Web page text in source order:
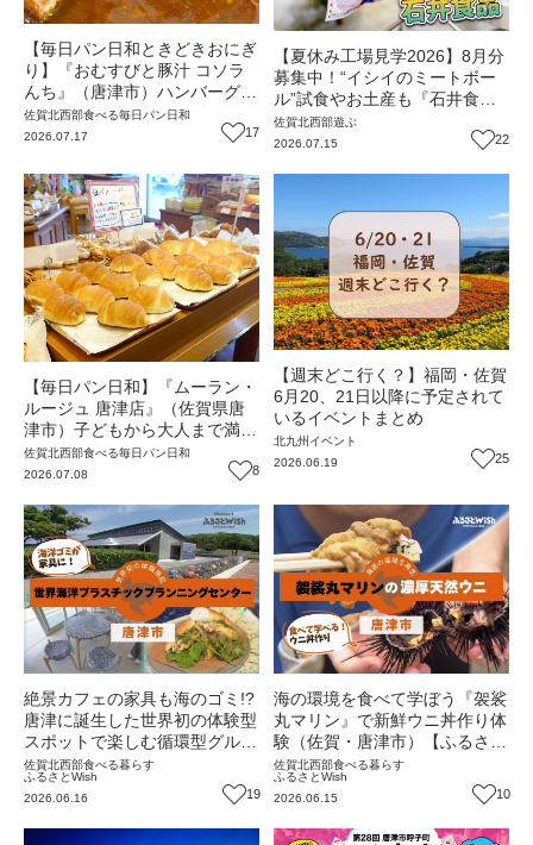
【毎日パン日和ときどきおにぎ
り】『おむすびと豚汁 コソラ
んち』（唐津市）ハンバーグの
中にごはん！？地元食材の絶品
おむすび【佐賀おにぎり】
佐賀北西部食べる毎日パン日和
2026.07.17
17
【夏休み工場見学2026】8月分
募集中！“イシイのミートボー
ル”試食やお土産も『石井食
品』（佐賀県唐津市）
佐賀北西部遊ぶ
2026.07.15
22
【毎日パン日和】『ムーラン・
ルージュ 唐津店』（佐賀県唐
津市）子どもから大人まで満
足！約110種類のパン【佐賀パ
ン】
佐賀北西部食べる毎日パン日和
2026.07.08
8
【週末どこ行く？】福岡・佐賀
6月20、21日以降に予定されて
いるイベントまとめ
北九州 イベント
2026.06.19
25
絶景カフェの家具も海のゴミ!?
唐津に誕生した世界初の体験型
スポットで楽しむ循環型グルメ
（佐賀・唐津市）【ふるさと
Wish】
佐賀北西部食べる暮らす
ふるさとWish
2026.06.16
19
海の環境を食べて学ぼう『袈裟
丸マリン』で新鮮ウニ丼作り体
験（佐賀・唐津市）【ふるさと
Wish】
佐賀北西部食べる暮らす
ふるさとWish
2026.06.15
10